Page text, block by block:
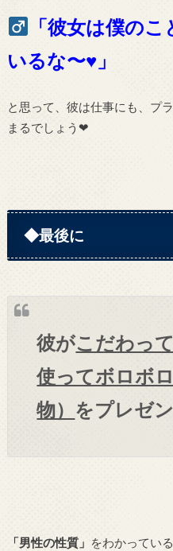
「彼女は僕の
いるな〜♥」
と思って、彼は仕事にも、プ
まるでしょう❤︎
◆最後に
彼がこだわっ
使ってボロボ
物） をプレゼ
「男性の性質」 をわかってい